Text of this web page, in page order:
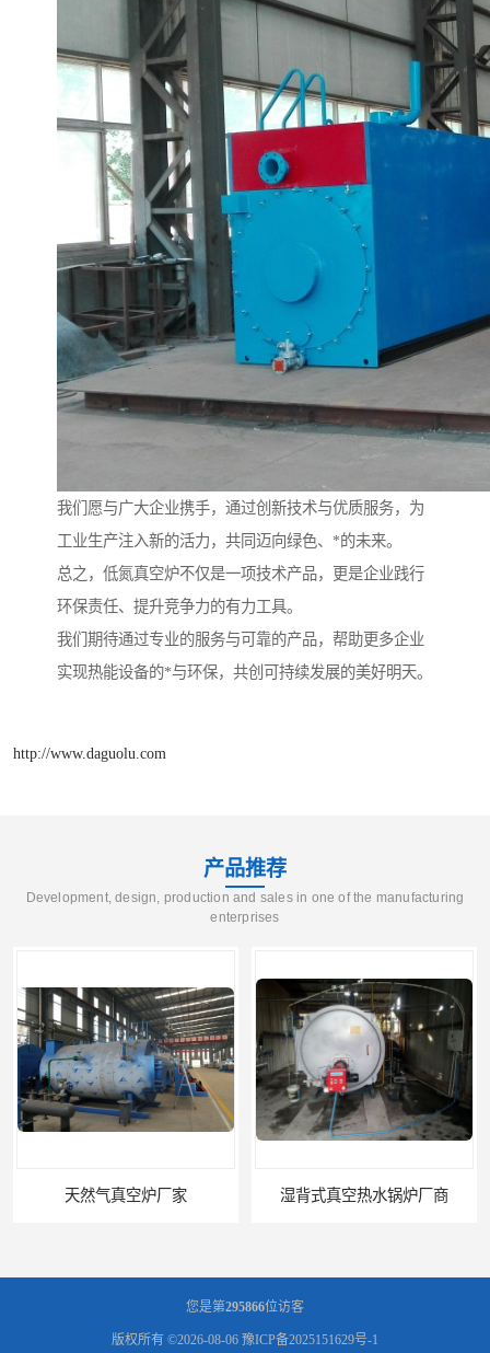
我们愿与广大企业携手，通过创新技术与优质服务，为
工业生产注入新的活力，共同迈向绿色、*的未来。
总之，低氮真空炉不仅是一项技术产品，更是企业践行
环保责任、提升竞争力的有力工具。
我们期待通过专业的服务与可靠的产品，帮助更多企业
实现热能设备的*与环保，共创可持续发展的美好明天。
http://www.daguolu.com
产品推荐
Development, design, production and sales in one of the manufacturing
enterprises
湿背式真空热水锅炉厂商 湿背式真空炉厂家
您是第295866位访客
版权所有 ©2026-08-06 豫ICP备2025151629号-1